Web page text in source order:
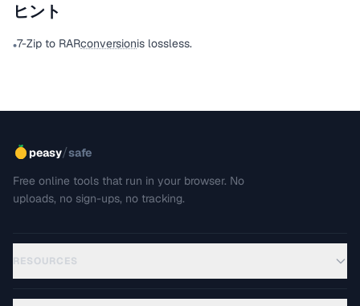
ヒント
•7-Zip to RARconversionis lossless.
peasy/safe
Free online tools that run in your browser. No
uploads, no sign-ups, no tracking.
RESOURCES